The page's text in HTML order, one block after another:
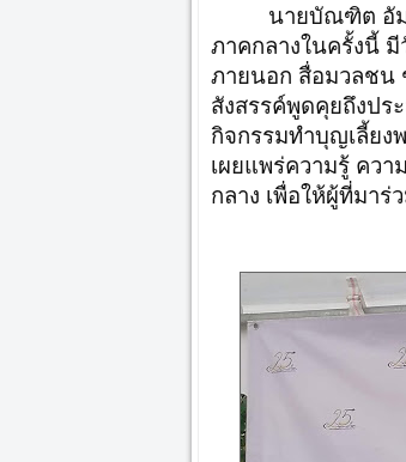
นายบัณฑิต อัม
ภาคกลางในครั้งนี้
ภายนอก สื่อมวลชน
สังสรรค์พูดคุยถึงปร
กิจกรรมทำบุญเลี้ยง
เผยแพร่ความรู้ คว
กลาง เพื่อให้ผู้ที่มาร่